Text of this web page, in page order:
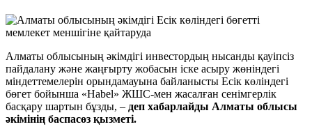
Алматы облысының әкімдігі инвестордың нысанды қауіпсіз
пайдалану және жаңғырту жобасын іске асыру жөніндегі
міндеттемелерін орындамауына байланысты Есік көліндегі
бөгет бойынша «Habel» ЖШС-мен жасалған сенімгерлік
басқару шартын бұзды, – деп хабарлайды Алматы облысы
әкімінің баспасөз қызметі.